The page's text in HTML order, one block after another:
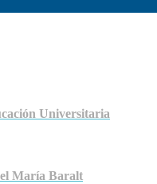
Universitaria
María Baralt